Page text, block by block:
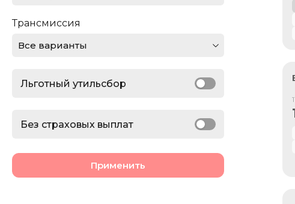
Льготный утильсбор
Jeep
Трансмиссия
Все варианты
Без страховых выплат
Применить